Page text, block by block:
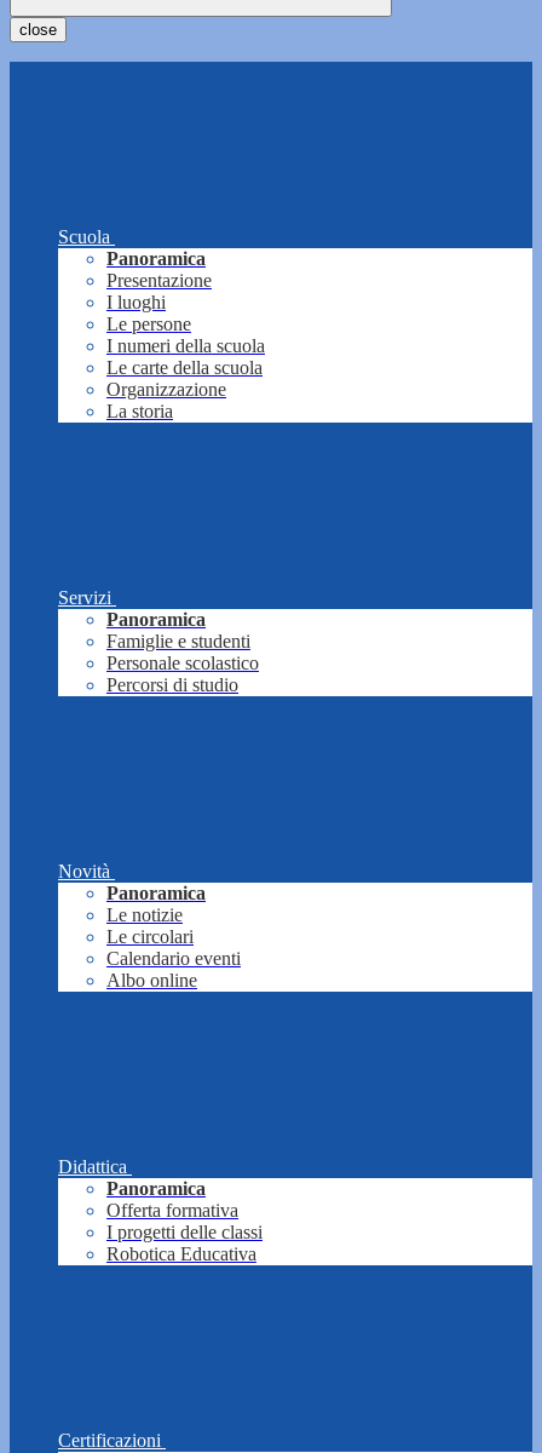
close
Scuola
Panoramica
Presentazione
I luoghi
Le persone
I numeri della scuola
Le carte della scuola
Organizzazione
La storia
Servizi
Panoramica
Famiglie e studenti
Personale scolastico
Percorsi di studio
Novità
Panoramica
Le notizie
Le circolari
Calendario eventi
Albo online
Didattica
Panoramica
Offerta formativa
I progetti delle classi
Robotica Educativa
Certificazioni